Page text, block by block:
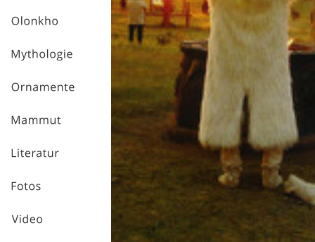
Quelle Foptos